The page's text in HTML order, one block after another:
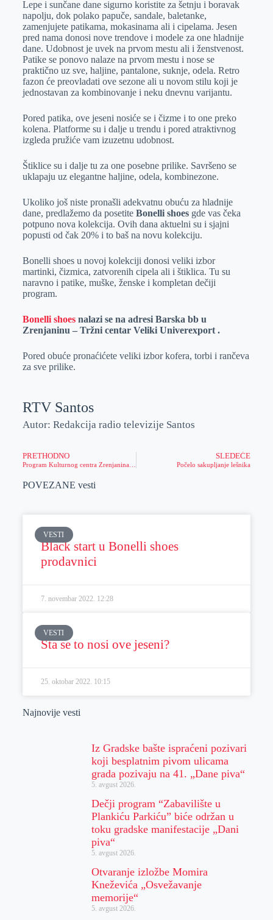
e
r
I
n
s
A
p
p
a
i
l
Lepe i sunčane dane sigurno koristite za šetnju i boravak
napolju, dok polako papuče, sandale, baletanke,
zamenjujete patikama, mokasinama ali i cipelama. Jesen
pred nama donosi nove trendove i modele za one hladnije
dane. Udobnost je uvek na prvom mestu ali i ženstvenost.
Patike se ponovo nalaze na prvom mestu i nose se
praktično uz sve, haljine, pantalone, suknje, odela. Retro
fazon će preovladati ove sezone ali u novom stilu koji je
jednostavan za kombinovanje i neku dnevnu varijantu.
Pored patika, ove jeseni nosiće se i čizme i to one preko
kolena. Platforme su i dalje u trendu i pored atraktivnog
izgleda pružiće vam izuzetnu udobnost.
Štiklice su i dalje tu za one posebne prilike. Savršeno se
uklapaju uz elegantne haljine, odela, kombinezone.
Ukoliko još niste pronašli adekvatnu obuću za hladnije
dane, predlažemo da posetite Bonelli shoes gde vas čeka
potpuno nova kolekcija. Ovih dana aktuelni su i sjajni
popusti od čak 20% i to baš na novu kolekciju.
Bonelli shoes u novoj kolekciji donosi veliki izbor
martinki, čizmica, zatvorenih cipela ali i štiklica. Tu su
naravno i patike, muške, ženske i kompletan dečiji
program.
Bonelli shoesnalazi se na adresi Barska bb u
Zrenjaninu – Tržni centar Veliki Univerexport .
Pored obuće pronaćićete veliki izbor kofera, torbi i rančeva
za sve prilike.
RTV Santos
Autor: Redakcija radio televizije Santos
PRETHODNO
Program Kulturnog centra Zrenjanina do 22. 9. 2022.
SLEDEĆE
Počelo sakupljanje lešnika
POVEZANE vesti
VESTI
Black start u Bonelli shoes
prodavnici
7. novembar 2022. 12:28
VESTI
Šta se to nosi ove jeseni?
25. oktobar 2022. 10:15
Najnovije vesti
Iz Gradske bašte ispraćeni pozivari
koji besplatnim pivom ulicama
grada pozivaju na 41. „Dane piva“
5. avgust 2026.
Dečji program “Zabavilište u
Plankiću Parkiću” biće održan u
toku gradske manifestacije „Dani
piva“
5. avgust 2026.
Otvaranje izložbe Momira
Kneževića „Osvežavanje
memorije“
5. avgust 2026.